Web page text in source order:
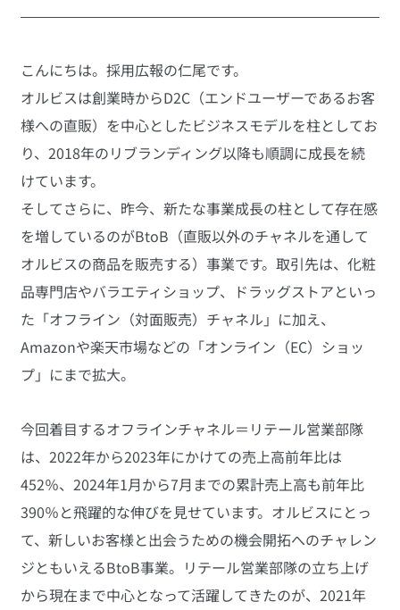
こんにちは。採用広報の仁尾です。
オルビスは創業時からD2C（エンドユーザーであるお客
様への直販）を中心としたビジネスモデルを柱としてお
り、2018年のリブランディング以降も順調に成長を続
けています。
そしてさらに、昨今、新たな事業成長の柱として存在感
を増しているのがBtoB（直販以外のチャネルを通して
オルビスの商品を販売する）事業です。取引先は、化粧
品専門店やバラエティショップ、ドラッグストアといっ
た「オフライン（対面販売）チャネル」に加え、
Amazonや楽天市場などの「オンライン（EC）ショッ
プ」にまで拡大。
今回着目するオフラインチャネル＝リテール営業部隊
は、2022年から2023年にかけての売上高前年比は
452％、2024年1月から7月までの累計売上高も前年比
390％と飛躍的な伸びを見せています。オルビスにとっ
て、新しいお客様と出会うための機会開拓へのチャレン
ジともいえるBtoB事業。リテール営業部隊の立ち上げ
から現在まで中心となって活躍してきたのが、2021年